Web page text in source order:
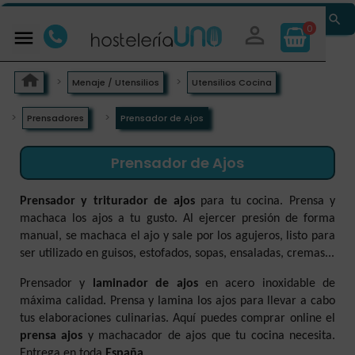
  0

Menaje / Utensilios Utensilios Cocina
Prensadores Prensador de Ajos
Prensador de Ajos
Prensador y triturador de ajospara tu cocina. Prensa y
machaca los ajos a tu gusto. Al ejercer presión de forma
manual, se machaca el ajo y sale por los agujeros, listo para
ser utilizado en guisos, estofados, sopas, ensaladas, cremas...
Prensador y laminador de ajosen acero inoxidable de
máxima calidad. Prensa y lamina los ajos para llevar a cabo
tus elaboraciones culinarias. Aquí puedes comprar online el
prensa ajos y machacador de ajos que tu cocina necesita.